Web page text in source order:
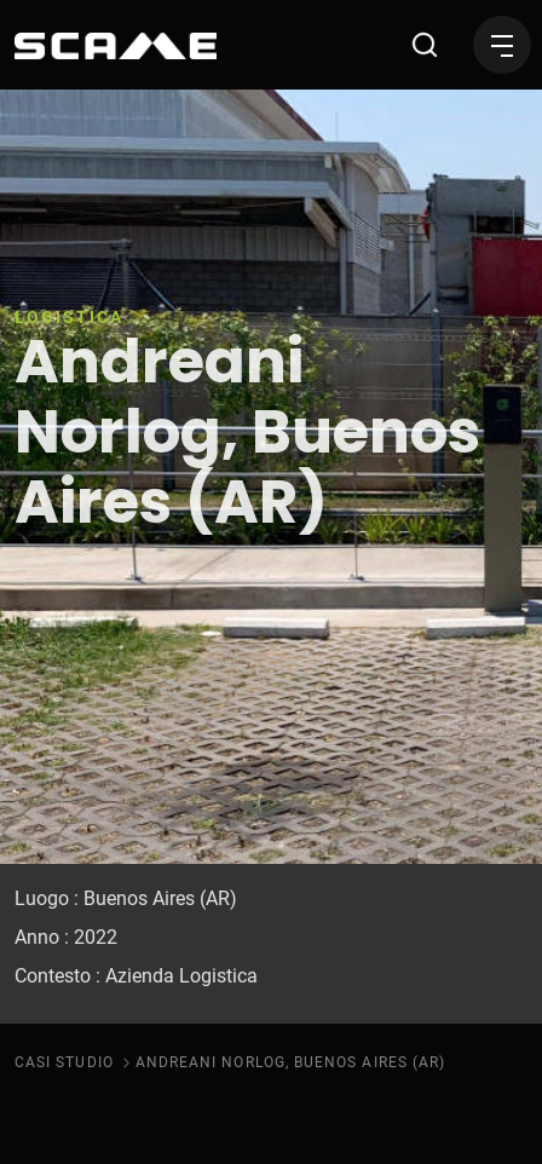
Andreani Norlog, Buenos
LOGISTICA
Andreani
Norlog, Buenos
Aires (AR)
Luogo : Buenos Aires (AR)
Anno : 2022
Contesto : Azienda Logistica
CASI STUDIO ANDREANI NORLOG, BUENOS AIRES (AR)